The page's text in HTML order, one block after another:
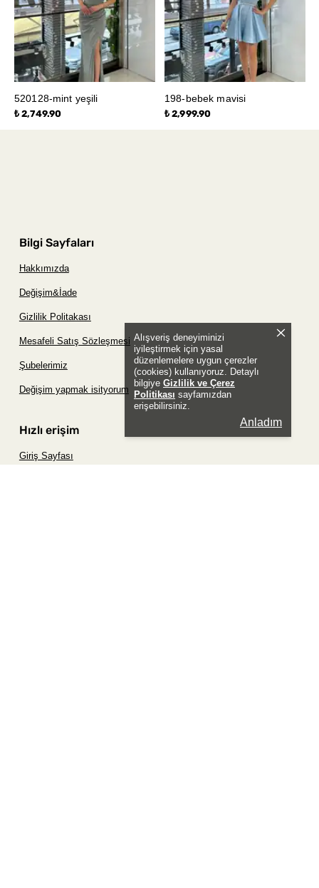
Alışveriş deneyiminizi
iyileştirmek için yasal
düzenlemelere uygun çerezler
(cookies) kullanıyoruz. Detaylı
bilgiye Gizlilik ve Çerez
Politikası sayfamızdan
erişebilirsiniz.
Anladım
520128-mint yeşili
₺ 2,749.90
198-bebek mavisi
₺ 2,999.90
Bilgi Sayfaları
Hakkımızda
Değişim&İade
Gizlilik Politakası
Mesafeli Satış Sözleşmesi
Şubelerimiz
Değişim yapmak isityorum
Hızlı erişim
Giriş Sayfası